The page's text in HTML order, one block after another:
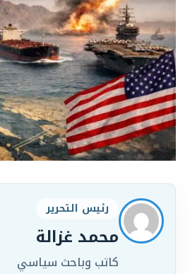
رئيس التحرير
محمد غزالة
كاتب وباحث سياسي